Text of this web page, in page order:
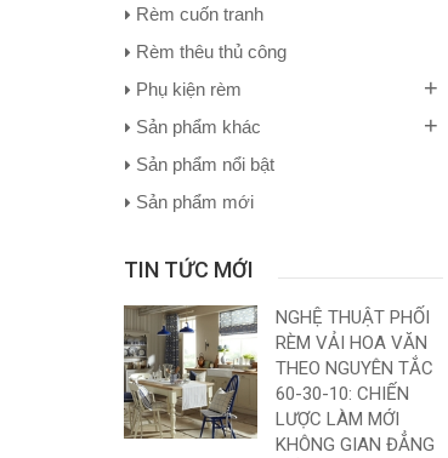
Rèm cuốn tranh
Rèm thêu thủ công
Phụ kiện rèm
+
Sản phẩm khác +
Sản phẩm nổi bật
Sản phẩm mới
TIN TỨC MỚI
NGHỆ THUẬT PHỐI
RÈM VẢI HOA VĂN
THEO NGUYÊN TẮC
60-30-10: CHIẾN
LƯỢC LÀM MỚI
KHÔNG GIAN ĐẲNG